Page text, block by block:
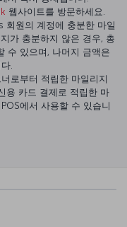
웹사이트를 방문하세요.
회원의 계정에 충분한 마일
가 충분하지 않은 경우, 총
수 있으며, 나머지 금액은
.
로부터 적립한 마일리지
용 카드 결제로 적립한 마
에서 사용할 수 있습니